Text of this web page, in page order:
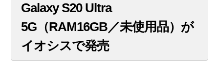
Galaxy S20 Ultra
5G（RAM16GB／未使用品）が
イオシスで発売